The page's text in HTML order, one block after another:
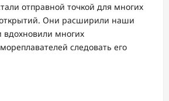
отправной точкой для многих
открытий. Они расширили наши
многих
следовать его